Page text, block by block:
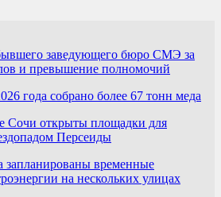
заведующего бюро СМЭ за
и превышение полномочий
года собрано более 67 тонн меда
Сочи открыты площадки для
Персеиды
запланированы временные
на нескольких улицах